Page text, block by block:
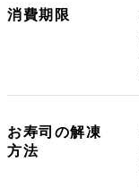
消費期限
お寿司の解凍
方法